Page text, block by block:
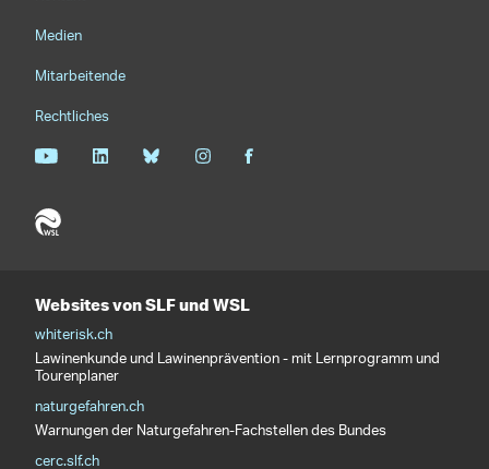
Medien
Mitarbeitende
Rechtliches
Websites von SLF und WSL
whiterisk.ch
Lawinenkunde und Lawinenprävention - mit Lernprogramm und
Tourenplaner
naturgefahren.ch
Warnungen der Naturgefahren-Fachstellen des Bundes
cerc.slf.ch